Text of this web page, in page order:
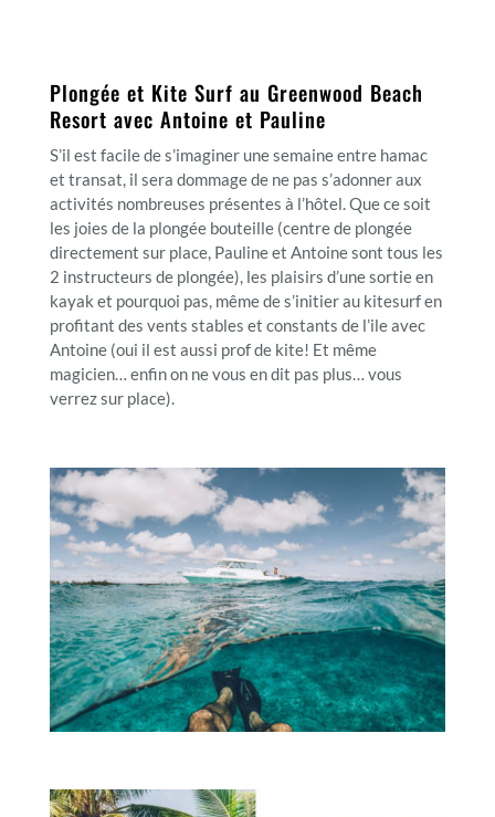
Plongée et Kite Surf au Greenwood Beach
Resort avec Antoine et Pauline
S’il est facile de s’imaginer une semaine entre hamac
et transat, il sera dommage de ne pas s’adonner aux
activités nombreuses présentes à l’hôtel. Que ce soit
les joies de la plongée bouteille (centre de plongée
directement sur place, Pauline et Antoine sont tous les
2 instructeurs de plongée), les plaisirs d’une sortie en
kayak et pourquoi pas, même de s’initier au kitesurf en
profitant des vents stables et constants de l’ile avec
Antoine (oui il est aussi prof de kite! Et même
magicien… enfin on ne vous en dit pas plus… vous
verrez sur place).